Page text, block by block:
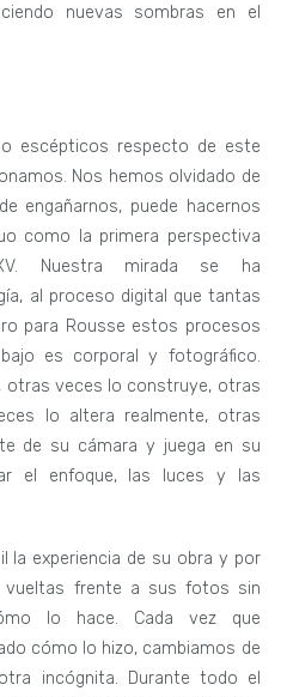
nuevas sombras en el
escépticos respecto de este
Nos hemos olvidado de
engañarnos, puede hacernos
como la primera perspectiva
Nuestra mirada se ha
al proceso digital que tantas
para Rousse estos procesos
es corporal y fotográfico.
otras veces lo construye, otras
lo altera realmente, otras
de su cámara y juega en su
el enfoque, las luces y las
la experiencia de su obra y por
vueltas frente a sus fotos sin
lo hace. Cada vez que
cómo lo hizo, cambiamos de
incógnita. Durante todo el